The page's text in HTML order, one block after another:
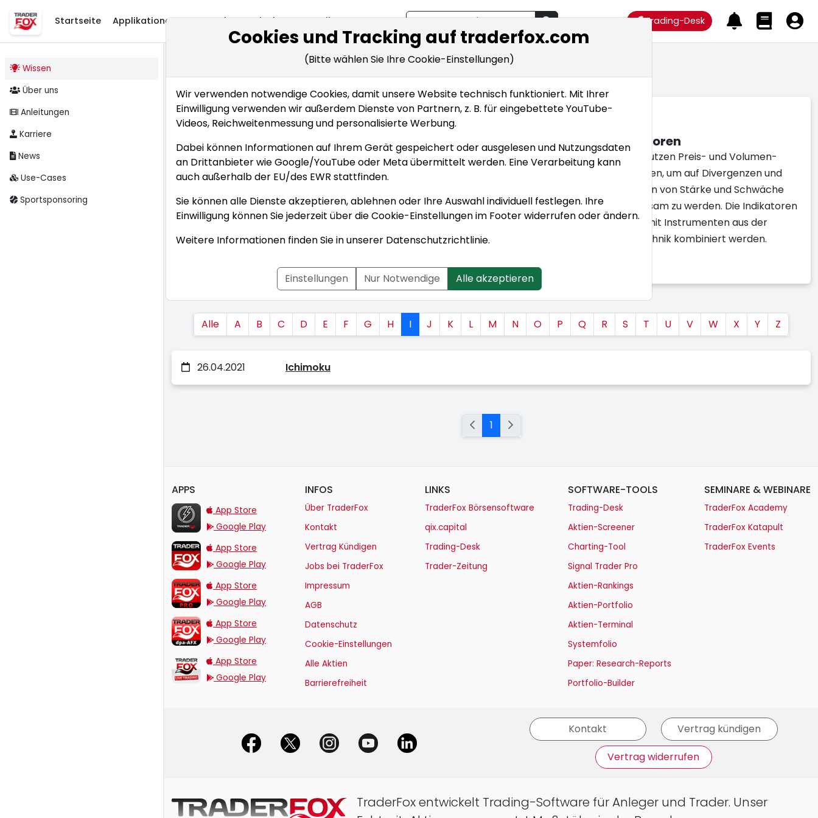
StartseiteStartseite
ApplikationenApplikationen
Research Entdecken BestellenBestellen Nach Aktie Suchen Trading-Desk
Wissen
Über uns
Anleitungen
Karriere
News
Use-Cases
Sportsponsoring
Startseite Entdecken wissen Indikatoren
Indikatoren
Trader nutzen Preis- und Volumen-
Indikatoren, um auf Divergenzen und
Anzeichen von Stärke und Schwäche
aufmerksam zu werden. Die Indikatoren
können mit Instrumenten aus der
Charttechnik kombiniert werden.
Alle A B C D E F G H I J K L M N O P Q R S T U V W X Y Z
26.04.2021 Ichimoku
1
APPS
TraderFox Flash
App Store
Google Play
TraderFox App
App Store
Google Play
TraderFox Pro
App Store
Google Play
TraderFox dpa-AFX ProFeed
App Store
Google Play
TraderFox Live Trading
App Store
Google Play
INFOS
Über TraderFox
Kontakt
Vertrag Kündigen
Jobs bei TraderFox
Impressum
AGB
Datenschutz
Cookie-Einstellungen
Alle Aktien
Barrierefreiheit
LINKS
TraderFox Börsensoftware
qix.capital
Trading-Desk
Trader-Zeitung
SOFTWARE-TOOLS
Trading-Desk
Aktien-Screener
Charting-Tool
Signal Trader Pro
Aktien-Rankings
Aktien-Portfolio
Aktien-Terminal
Systemfolio
Paper: Research-Reports
Portfolio-Builder
SEMINARE & WEBINARE
TraderFox Academy
TraderFox Katapult
TraderFox Events
offizielle Social Media-Accounts Kontakt
Vertrag kündigen
Vertrag widerrufen
TraderFox entwickelt Trading-Software für Anleger und Trader. Unser
Cookies und Tracking auf traderfox.com
(Bitte wählen Sie Ihre Cookie-Einstellungen)
Wir verwenden notwendige Cookies, damit unsere Website technisch funktioniert. Mit Ihrer
Einwilligung verwenden wir außerdem Dienste von Partnern, z. B. für eingebettete YouTube-
Videos, Reichweitenmessung und personalisierte Werbung.
Dabei können Informationen auf Ihrem Gerät gespeichert oder ausgelesen und Nutzungsdaten
an Drittanbieter wie Google/YouTube oder Meta übermittelt werden. Eine Verarbeitung kann
auch außerhalb der EU/des EWR stattfinden.
Sie können alle Dienste akzeptieren, ablehnen oder Ihre Auswahl individuell festlegen. Ihre
Einwilligung können Sie jederzeit über dieCookie-Einstellungenim Footer widerrufen oder ändern.
Weitere Informationen finden Sie in unserer Datenschutzrichtlinie.
Einstellungen Nur Notwendige Alle akzeptieren